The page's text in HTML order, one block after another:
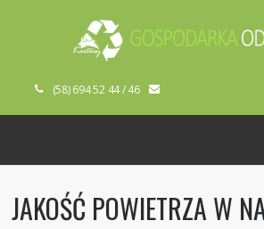
(58) 694 52 44 / 46
JAKOŚĆ POWIETRZA W